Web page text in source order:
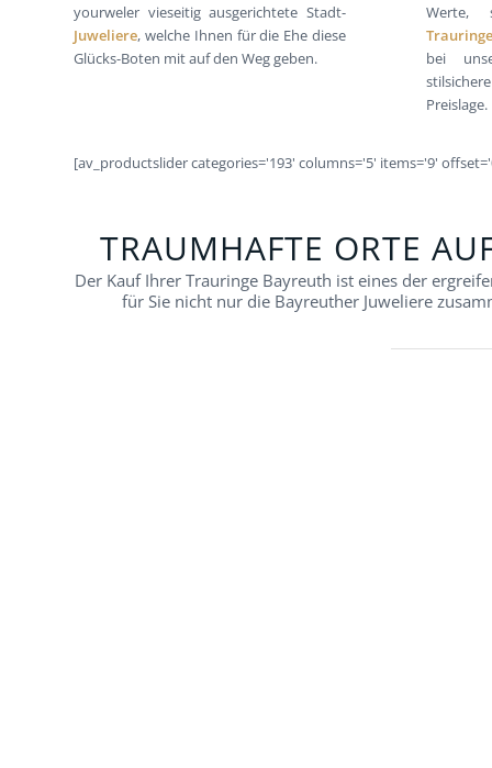
yourweler vieseitig ausgerichtete Stadt-
Juweliere, welche Ihnen für die Ehe diese
Glücks-Boten mit auf den Weg geben.
Werte,
Trauringe
bei
Preislage.
[av_productslider categories='193' columns='5' items='9'
TRAUMHAFTE ORTE
Der Kauf Ihrer Trauringe Bayreuth ist eines der
für Sie nicht nur die Bayreuther Juweliere